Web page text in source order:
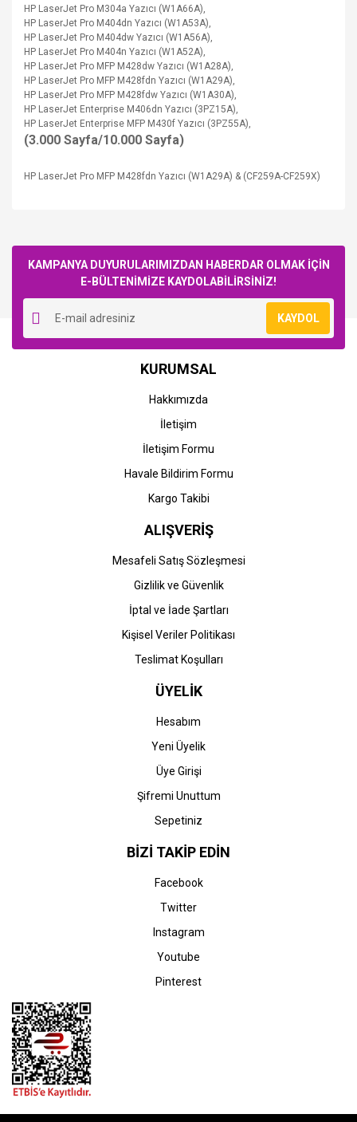
HP LaserJet Pro M304a Yazıcı (W1A66A),
HP LaserJet Pro M404dn Yazıcı (W1A53A),
HP LaserJet Pro M404dw Yazıcı (W1A56A),
HP LaserJet Pro M404n Yazıcı (W1A52A),
HP LaserJet Pro MFP M428dw Yazıcı (W1A28A),
HP LaserJet Pro MFP M428fdn Yazıcı (W1A29A),
HP LaserJet Pro MFP M428fdw Yazıcı (W1A30A),
HP LaserJet Enterprise M406dn Yazıcı (3PZ15A),
HP LaserJet Enterprise MFP M430f Yazıcı (3PZ55A),
(3.000 Sayfa/10.000 Sayfa)
HP LaserJet Pro MFP M428fdn Yazıcı (W1A29A) & (CF259A-CF259X)
Yorum Yaz
M404-M406-M428-M430)
M404-M406-M428-M430)
18.981,77 TL
HP CF259A-59A (M304-
M404-M406-M428-M430)
Siyah Toner (ÇİPLİ)
HP
PrintPen HP CF259A-59A
(M304-M404-M406-M428-
M430) Siyah Toner (ÇİPLİ)
514,57 TL
HP CF259A-59A (M304-
M304-M406-M428-M430)
PrintPen
PrintPen HP CF259A-59A
(M304-M404-M406-M428-
(ÇİPSİZ)
STOK BİLGİSİNİ SORUNUZ
HP
Boş HP CF259A-59A
(M304-M404-M406-M428-
KAMPANYA DUYURULARIMIZDAN HABERDAR OLMAK İÇİN
E-BÜLTENİMİZE KAYDOLABİLİRSİNİZ!
KAYDOL
KURUMSAL
Hakkımızda
İletişim
İletişim Formu
Havale Bildirim Formu
Kargo Takibi
ALIŞVERİŞ
Mesafeli Satış Sözleşmesi
Gizlilik ve Güvenlik
İptal ve İade Şartları
Kişisel Veriler Politikası
Teslimat Koşulları
ÜYELİK
Hesabım
Yeni Üyelik
Üye Girişi
Şifremi Unuttum
Sepetiniz
BİZİ TAKİP EDİN
Facebook
Twitter
Instagram
Youtube
Pinterest